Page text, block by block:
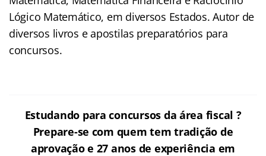
Lógico Matemático, em diversos Estados. Autor de
diversos livros e apostilas preparatórios para
concursos.
Estudando para concursos da área fiscal ?
Prepare-se com quem tem tradição de
aprovação e 27 anos de experiência em